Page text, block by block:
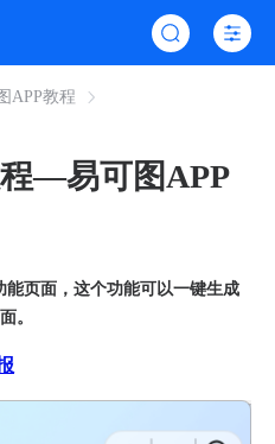
APP教程
—易可图APP
能页面，这个功能可以一键生成
。